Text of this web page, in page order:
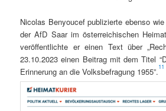
Nico­las Beny­oucef pub­lizierte eben­so
der AfD Saar im öster­re­ichis­chen
veröf­fentlichte er einen Text über
23.10.2023 einen Beitrag mit dem Titel
Erin­nerung an die Volks­be­fra­gung 1955”.11